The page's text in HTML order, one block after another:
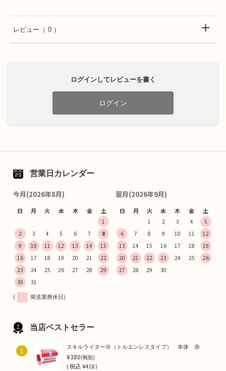
レビュー （ 0 ）
ログインしてレビューを書く
ログイン
営業日カレンダー
今月(2026年8月)
日 月 火 水 木 金 土
1
2
3 4 5 6 7
8
9
10 11 12 13 14
15
16
17 18 19 20 21
22
23
24 25 26 27 28
29
30
31
翌月(2026年9月)
日 月 火 水 木 金 土
1 2 3 4
5
6
7 8 9 10 11
12
13
14 15 16 17 18
19
20
21 22 23 24 25
26
27
28 29 30
( 発送業務休日)
当店ベストセラー
1 スキルライターⅢ（トルエンレスタイプ） 本体 赤
¥380(税別)
(税込¥418 )